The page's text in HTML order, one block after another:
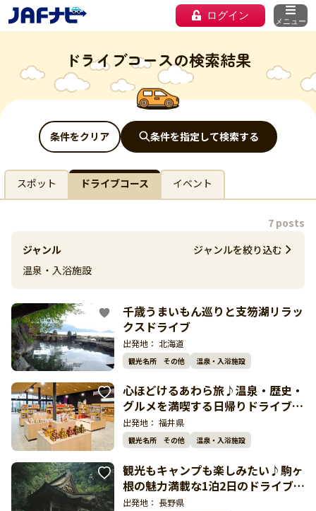
ログイン メニュー
ドライブコースの検索結果
条件をクリア 条件を指定して検索する
スポット ドライブコース イベント
ジャンル
温泉・入浴施設
ジャンルを絞り込む
7 posts
千歳うまいもん巡りと支笏湖リラッ
クスドライブ
出発地： 北海道
観光名所 その他 温泉・入浴施設
心ほどけるあわら旅♪温泉・歴史・
グルメを満喫する日帰りドライブコ
ース
出発地： 福井県
観光名所 その他 温泉・入浴施設
観光もキャンプも楽しみたい♪駒ヶ
根の魅力満載な1泊2日のドライブコ
ース
出発地： 長野県